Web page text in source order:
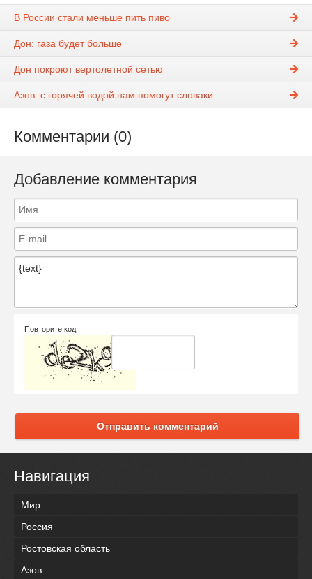
В России стали меньше пить пиво
Дон: газа будет больше
Дон покроют вертолетной сетью
Азов: с горячей водой нам помогут словаки
Комментарии (0)
Добавление комментария
Повторите код:
Отправить комментарий
Навигация
Мир
Россия
Ростовская область
Азов